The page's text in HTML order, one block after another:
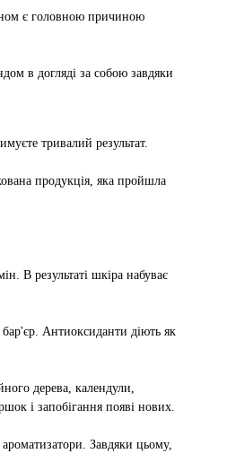
є головною причиною
в догляді за собою завдяки
тривалий результат.
продукція, яка пройшла
В результаті шкіра набуває
Антиоксиданти діють як
дерева, календули,
і запобігання появі нових.
Завдяки цьому,